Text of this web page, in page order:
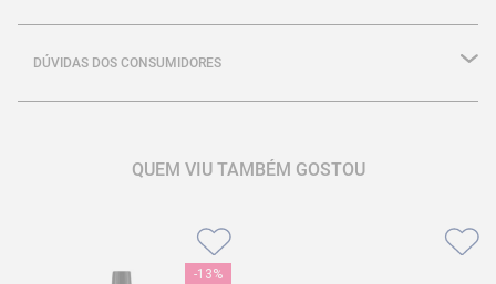
DÚVIDAS DOS CONSUMIDORES
QUEM VIU TAMBÉM GOSTOU
-13%